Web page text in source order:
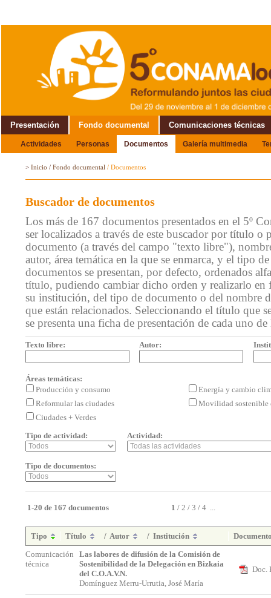
Presentación Fondo documental Comunicaciones técnicas
Actividades Personas Documentos Galería multimedia
Alrededor del Encuentro
> Inicio / Fondo documental / Documentos
Buscador de documentos
Los más de 167 documentos presentados en el 5º
ser localizados a través de este buscador por título o
documento (a través del campo "texto libre"),
autor, área temática en la que se enmarca, y el tipo
documentos se presentan, por defecto, ordenados
título, pudiendo cambiar dicho orden y realizarlo en
su institución, del tipo de documento o del nombre
que están relacionados. Seleccionando el título que
se presenta una ficha de presentación de cada uno
Texto libre: Autor:
Áreas temáticas:
Producción y consumo
Energía y cambio
Reformular las ciudades
Movilidad sostenible
Ciudades + Verdes
Tipo de actividad:
Actividad:
Tipo de documentos:
1-20 de 167 documentos 1 / 2 / 3 / 4 ...
Tipo Título / Autor / Institución
Comunicación
técnica
Las labores de difusión de la Comisión de
Sostenibilidad de la Delegación en Bizkaia
del C.O.A.V.N.
Domínguez Merru-Urrutia, José María
Doc.